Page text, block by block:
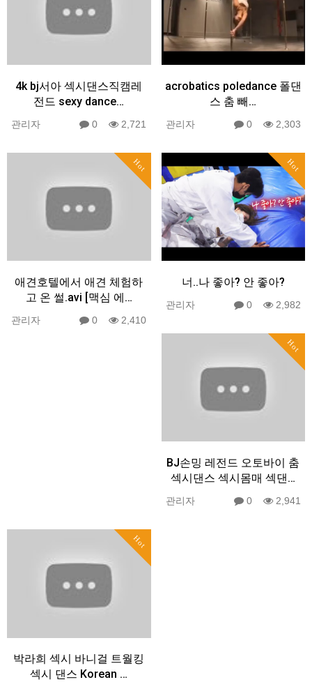
4k bj서아 섹시댄스직캠레
전드 sexy dance…
관리자 0 2,721
acrobatics poledance 폴댄
스 춤 빼…
관리자 0 2,303
Hot
애견호텔에서 애견 체험하
고 온 썰.avi [맥심 에…
관리자 0 2,410
Hot
너..나 좋아? 안 좋아?
관리자 0 2,982
Hot
BJ손밍 레전드 오토바이 춤
섹시댄스 섹시몸매 섹댄…
관리자 0 2,941
Hot
박라희 섹시 바니걸 트월킹
섹시 댄스 Korean …